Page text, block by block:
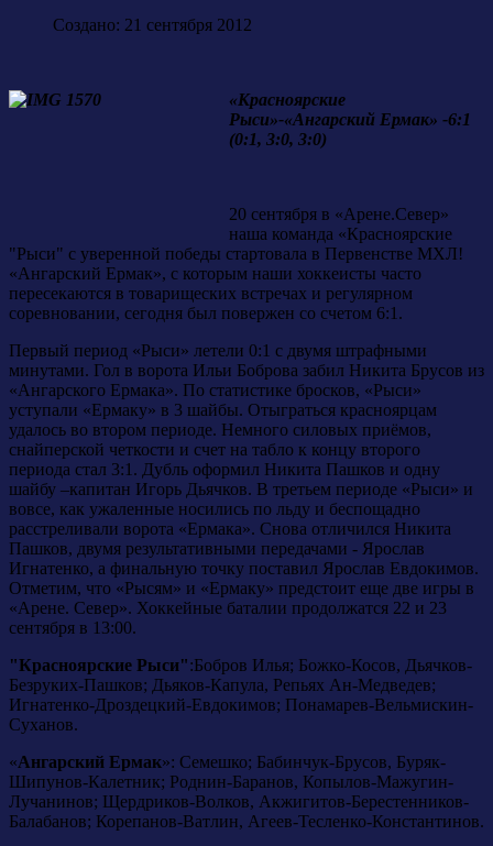
Создано: 21 сентября 2012
«Красноярские
Рыси»-«Ангарский Ермак» -6:1
(0:1, 3:0, 3:0)
20 сентября в «Арене.Север»
наша команда «Красноярские
"Рыси" с уверенной победы стартовала в Первенстве МХЛ!
«Ангарский Ермак», с которым наши хоккеисты часто
пересекаются в товарищеских встречах и регулярном
соревновании, сегодня был повержен со счетом 6:1.
Первый период «Рыси» летели 0:1 с двумя штрафными
минутами. Гол в ворота Ильи Боброва забил Никита Брусов из
«Ангарского Ермака». По статистике бросков, «Рыси»
уступали «Ермаку» в 3 шайбы. Отыграться красноярцам
удалось во втором периоде. Немного силовых приёмов,
снайперской четкости и счет на табло к концу второго
периода стал 3:1. Дубль оформил Никита Пашков и одну
шайбу –капитан Игорь Дьячков. В третьем периоде «Рыси» и
вовсе, как ужаленные носились по льду и беспощадно
расстреливали ворота «Ермака». Снова отличился Никита
Пашков, двумя результативными передачами - Ярослав
Игнатенко, а финальную точку поставил Ярослав Евдокимов.
Отметим, что «Рысям» и «Ермаку» предстоит еще две игры в
«Арене. Север». Хоккейные баталии продолжатся 22 и 23
сентября в 13:00.
"Красноярские Рыси":Бобров Илья; Божко-Косов, Дьячков-
Безруких-Пашков; Дьяков-Капула, Репьях Ан-Медведев;
Игнатенко-Дроздецкий-Евдокимов; Понамарев-Вельмискин-
Суханов.
«Ангарский Ермак»: Семешко; Бабинчук-Брусов, Буряк-
Шипунов-Калетник; Роднин-Баранов, Копылов-Мажугин-
Лучанинов; Щердриков-Волков, Акжигитов-Берестенников-
Балабанов; Корепанов-Ватлин, Агеев-Тесленко-Константинов.